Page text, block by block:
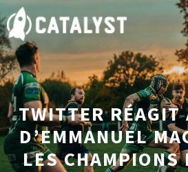
Aller
au
contenu
TWITTER RÉAGIT
D’EMMANUEL
LES CHAMPIONS